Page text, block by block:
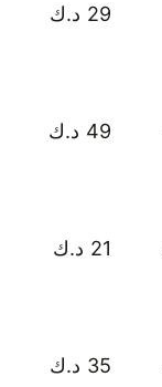
29 د.ك
49 د.ك
21 د.ك
35 د.ك